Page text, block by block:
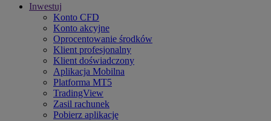
Inwestuj
Konto CFD
Konto akcyjne
Oprocentowanie środków
Klient profesjonalny
Klient doświadczony
Aplikacja Mobilna
Platforma MT5
TradingView
Zasil rachunek
Pobierz aplikację